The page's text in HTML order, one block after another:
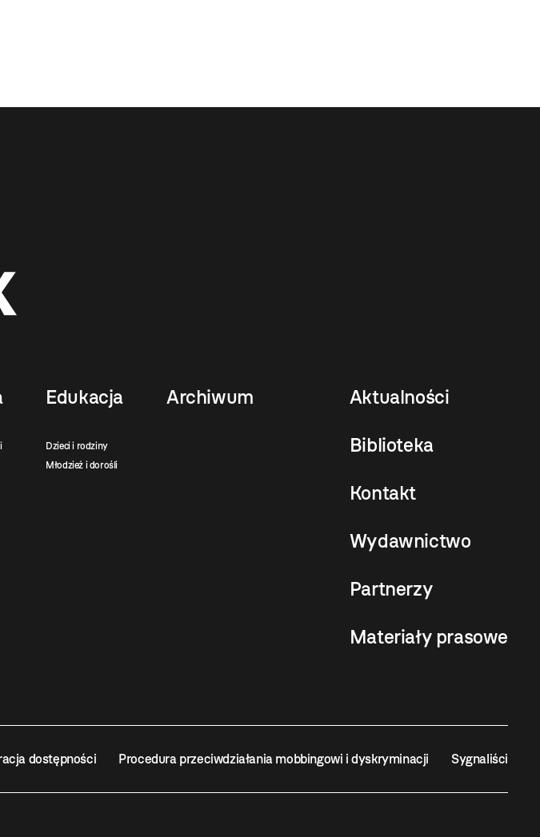
Edukacja
Dzieci i rodziny
Młodzież i dorośli
Archiwum Aktualności
Biblioteka
Kontakt
Wydawnictwo
Partnerzy
Materiały prasowe
dostępności Procedura przeciwdziałania mobbingowi i dyskryminacji Sygnaliści